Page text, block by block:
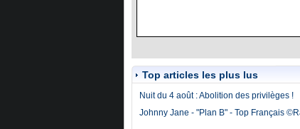
Top articles les plus lus
Nuit du 4 août : Abolition des privilèges !
Johnny Jane - "Plan B" - Top Français